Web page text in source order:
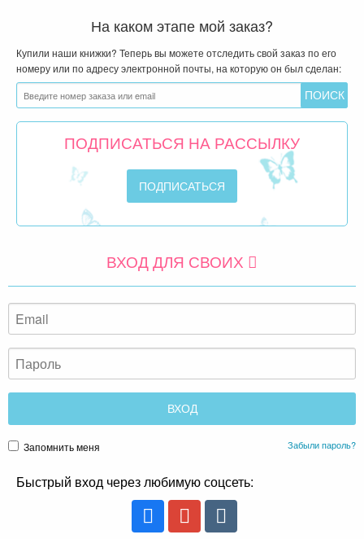
На каком этапе мой заказ?
Купили наши книжки? Теперь вы можете отследить свой заказ по его
номеру или по адресу электронной почты, на которую он был сделан:
ПОДПИСАТЬСЯ НА РАССЫЛКУ
ВХОД ДЛЯ СВОИХ
Запомнить меня Забыли пароль?
Быстрый вход через любимую соцсеть: